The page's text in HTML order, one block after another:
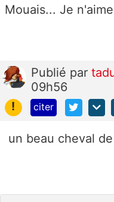
Mouais... Je
Publié par
09h56
!
citer
un beau cheval